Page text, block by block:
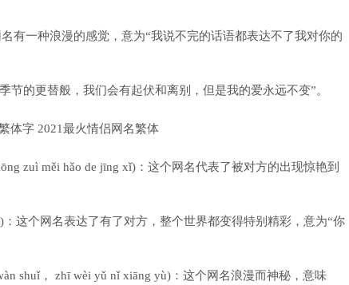
有一种浪漫的感觉，意为“我说不完的话语都表达不了我对你的
节的更替般，我们会有起伏和离别，但是我的爱永远不变”。
zuì měi hǎo de jīng xǐ)：这个网名代表了被对方的出现惊艳到
这个网名表达了有了对方，整个世界都变得特别精彩，意为“你
shuǐ， zhī wèi yǔ nǐ xiāng yù)：这个网名浪漫而神秘，意味